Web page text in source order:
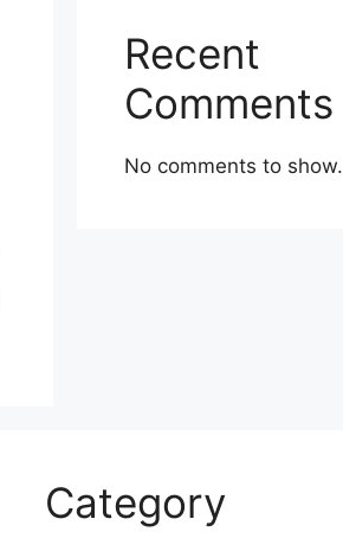
Recent
Comments
No comments to show.
Category